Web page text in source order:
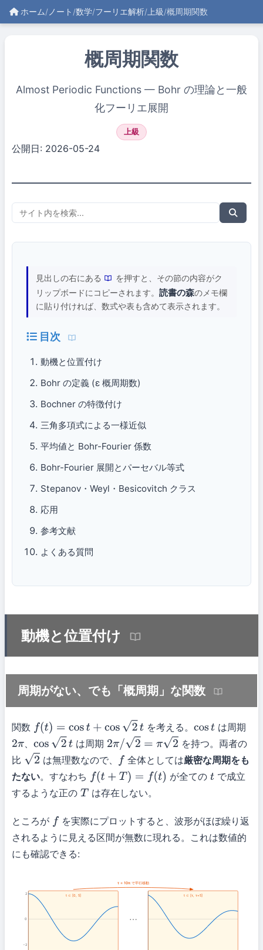
ホーム/ ノート /数学/フーリエ解析/ 上級/概周期関数
概周期関数
Almost Periodic Functions — Bohr の理論と一般
化フーリエ展開
上級
公開日: 2026-05-24
見出しの右にある
を押すと、その節の内容がク
リップボードにコピーされます。 読書の森のメモ欄
に貼り付ければ、数式や表も含めて表示されます。
目次
動機と位置付け
Bohr の定義 (ε 概周期数)
Bochner の特徴付け
三角多項式による一様近似
平均値と Bohr-Fourier 係数
Bohr-Fourier 展開とパーセバル等式
Stepanov・Weyl・Besicovitch クラス
応用
参考文献
よくある質問
動機と位置付け
周期がない、でも「概周期」な関数
関数 f(t)= cost+cos2 t を考える。 cos t は周期
2π、cos 2t は周期 2π/2= π2
を持つ。両者の
比 2 は無理数なので、 f 全体としては厳密な周期をも
たない。すなわち f(t+ T) =f (t ) が全てのt で成立
するような正の T は存在しない。
ところが f を実際にプロットすると、波形がほぼ繰り返
されるように見える区間が無数に現れる。これは数値的
にも確認できる:
2
0
−2
⋯
τ = 10π で平行移動
t ∈ [0, 5] t ∈ [τ, τ+5]